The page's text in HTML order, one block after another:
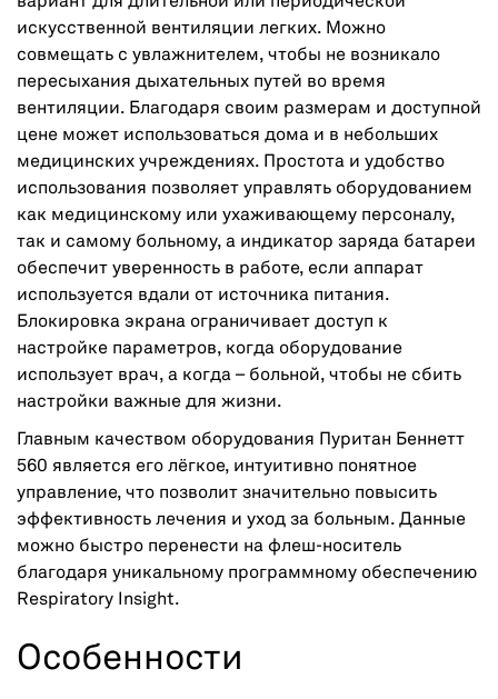
искусственной вентиляции легких. Можно
совмещать с увлажнителем, чтобы не возникало
пересыхания дыхательных путей во время
вентиляции. Благодаря своим размерам и доступной
цене может использоваться дома и в небольших
медицинских учреждениях. Простота и удобство
использования позволяет управлять оборудованием
как медицинскому или ухаживающему персоналу,
так и самому больному, а индикатор заряда батареи
обеспечит уверенность в работе, если аппарат
используется вдали от источника питания.
Блокировка экрана ограничивает доступ к
настройке параметров, когда оборудование
использует врач, а когда – больной, чтобы не сбить
настройки важные для жизни.
Главным качеством оборудования Пуритан Беннетт
560 является его лёгкое, интуитивно понятное
управление, что позволит значительно повысить
эффективность лечения и уход за больным. Данные
можно быстро перенести на флеш-носитель
благодаря уникальному программному обеспечению
Respiratory Insight.
Особенности